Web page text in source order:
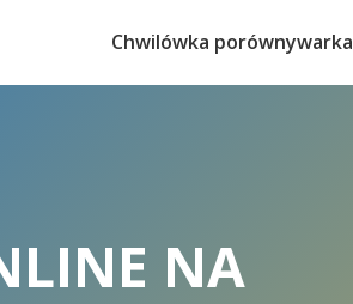
Chwilówka porównywarka
NA